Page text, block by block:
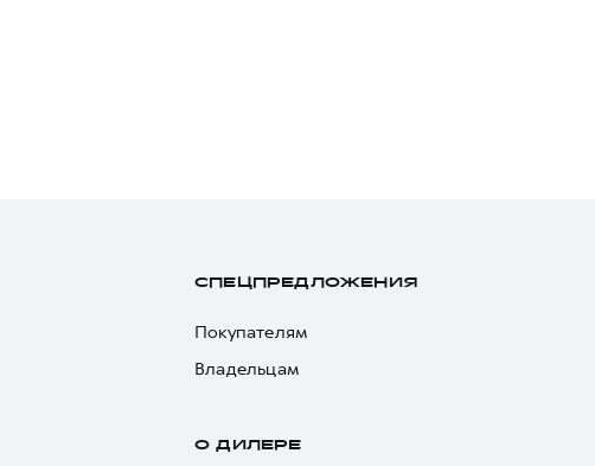
СПЕЦПРЕДЛОЖЕНИЯ
Покупателям
Владельцам
О ДИЛЕРЕ